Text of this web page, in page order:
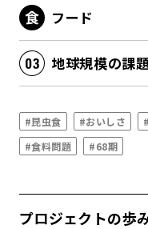
フード
#昆虫食 #おいしさ
#食料問題
#68期
プロジェクトの歩